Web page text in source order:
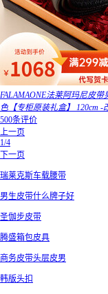
FALAMAONE法莱阿玛尼皮
色【专柜原装礼盒】 120cm
500条评价
上一页
1/4
下一页
瑞莱克斯车载腰带
男生皮带什么牌子好
圣伽步皮带
腾盛箱包皮具
商务皮带头层皮男
韩版头扣